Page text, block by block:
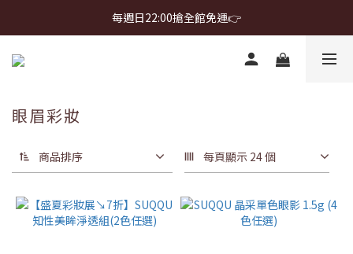
首購免運 $499 起 ＋ 加 LINE 領 $300 折價券 ➤
每週日22:00搶全館免運👉
首購免運 $499 起 ＋ 加 LINE 領 $300 折價券 ➤
眼眉彩妝
商品排序 每頁顯示 24 個